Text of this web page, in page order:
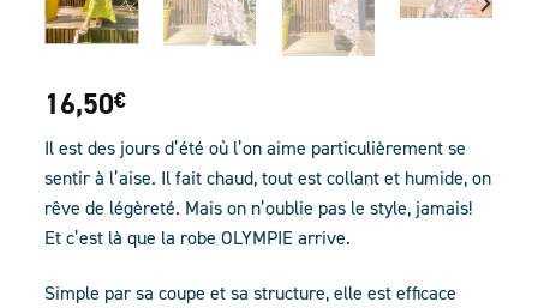
16,50€
Il est des jours d’été où l’on aime particulièrement se
sentir à l’aise. Il fait chaud, tout est collant et humide, on
rêve de légèreté. Mais on n’oublie pas le style, jamais!
Et c’est là que la robe OLYMPIE arrive.
Simple par sa coupe et sa structure, elle est efficace